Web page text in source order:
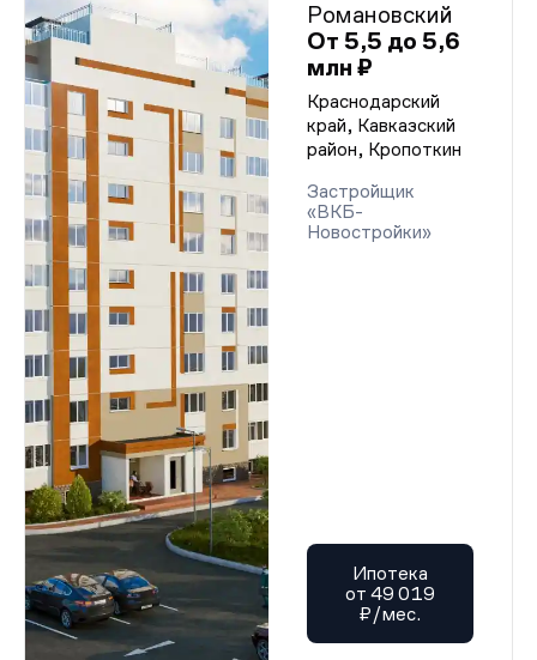
Романовский
От 5,5 до 5,6
млн ₽
Краснодарский
край, Кавказский
район, Кропоткин
Застройщик
«ВКБ-
Новостройки»
Ипотека
от 49 019
₽/мес.